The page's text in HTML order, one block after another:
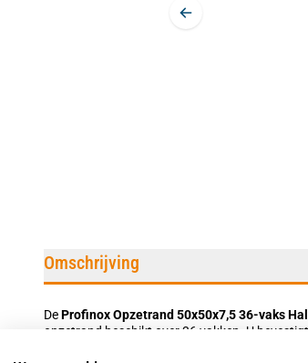
Omschrijving
DeProfinox Opzetrand 50x50x7,5 36-vaks
opzetrand beschikt over 36 vakken. U
opzetrand worden uw vaatwaskorven tevens